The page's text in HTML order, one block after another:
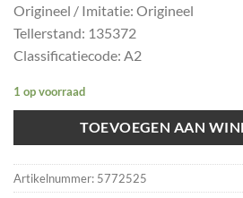
Origineel / Imitatie: Origineel
Tellerstand: 135372
Classificatiecode: A2
1 op voorraad
TOEVOEGEN AAN
Artikelnummer: 5772525